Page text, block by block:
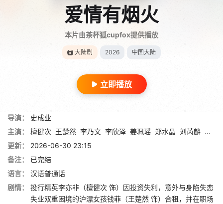
爱情有烟火
本片由茶杯狐cupfox提供播放
大陆剧 2026 中国大陆
立即播放
导演：
史成业
主演：
檀健次 王楚然 李乃文 李欣泽 姜珮瑶 郑水晶 刘芮麟 杨童
更新：
2026-06-30 23:15
备注：
已完结
语言：
汉语普通话
剧情：
投行精英李亦非（檀健次 饰）因投资失利，意外与身陷失恋
失业双重困境的沪漂女孩钱菲（王楚然 饰）合租，并在职场